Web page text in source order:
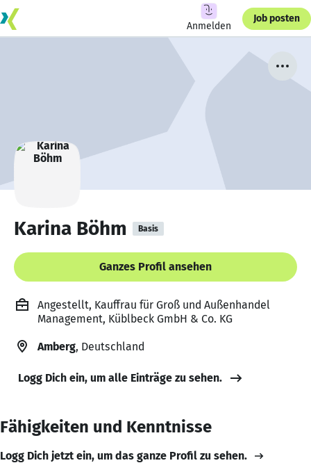
Anmelden
Job posten
Karina Böhm Basis
Ganzes Profil ansehen
Angestellt, Kauffrau für Groß und Außenhandel
Management, Küblbeck GmbH & Co. KG
Amberg, Deutschland
Logg Dich ein, um alle Einträge zu sehen.
Fähigkeiten und Kenntnisse
Logg Dich jetzt ein, um das ganze Profil zu sehen.